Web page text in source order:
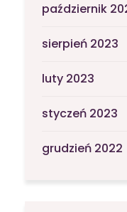
październik
sierpień 2023
luty 2023
styczeń 2023
grudzień 2022